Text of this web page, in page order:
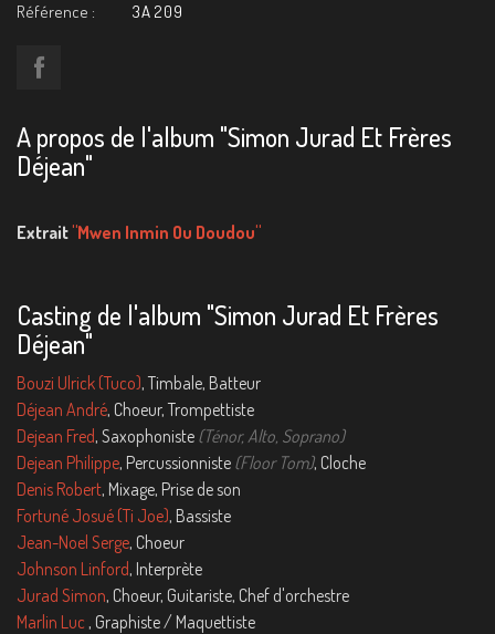
Référence :
3A 209
A propos de l'album "Simon Jurad Et Frères
Déjean"
Extrait"Mwen Inmin Ou Doudou"
Casting de l'album "Simon Jurad Et Frères
Déjean"
Bouzi Ulrick (Tuco), Timbale, Batteur
Déjean André, Choeur, Trompettiste
Dejean Fred, Saxophoniste (Ténor, Alto, Soprano)
Dejean Philippe, Percussionniste (Floor Tom), Cloche
Denis Robert, Mixage, Prise de son
Fortuné Josué (Ti Joe), Bassiste
Jean-Noel Serge, Choeur
Johnson Linford, Interprète
Jurad Simon, Choeur, Guitariste, Chef d'orchestre
Marlin Luc, Graphiste / Maquettiste